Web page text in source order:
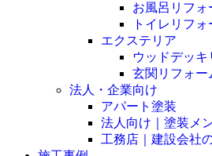
お風呂リフォ
トイレリフォ
エクステリア
ウッドデッキ
玄関リフォー
法人・企業向け
アパート塗装
法人向け｜塗装メ
工務店｜建設会社